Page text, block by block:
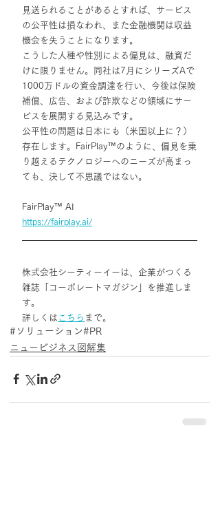
見送られることがあるとすれば、サービス
の公平性は損なわれ、また金融機関は収益
機会を失うことになります。
こうした人種や性別による偏見は、融資だ
けに限りません。同社は7月にシリーズAで
1000万ドルの資金調達を行い、今後は保険
補償、広告、および詐欺などの領域にサー
ビスを展開する見込みです。
公平性の問題は日本にも（米国以上に？）
存在します。FairPlay™のように、偏見を乗
り越えるテクノロジーへのニーズが高まっ
ても、決して不思議ではない。
FairPlay™ AI
https://fairplay.ai/
株式会社シーティーイーは、企業がつくる
雑誌「コーポレートマガジン」を推進しま
す。
詳しくは こちら まで。
#ソリューション#PR
ニュービジネス図解集